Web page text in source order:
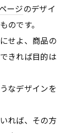
ージのデザイ
のです。
せよ、商品の
きれば目的は
なデザインを
れば、その方